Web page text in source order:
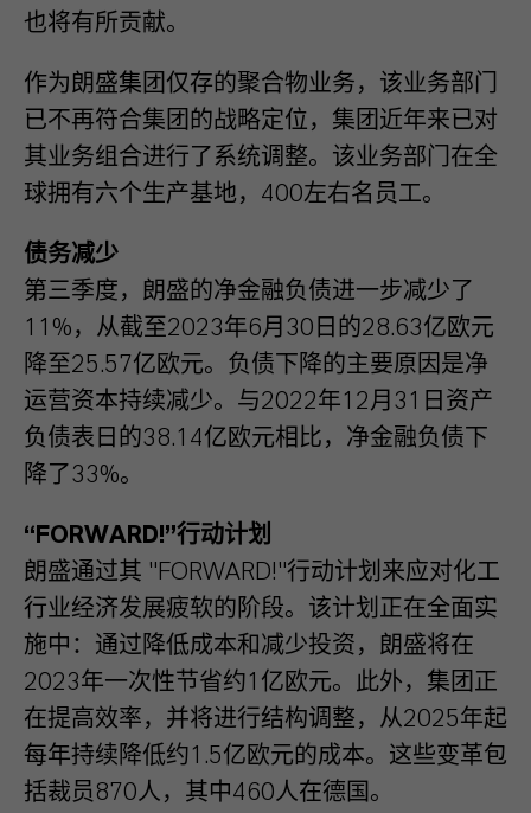
也将有所贡献。
作为朗盛集团仅存的聚合物业务，该业务部门
已不再符合集团的战略定位，集团近年来已对
其业务组合进行了系统调整。该业务部门在全
球拥有六个生产基地，400左右名员工。
债务减少
第三季度，朗盛的净金融负债进一步减少了
11%，从截至2023年6月30日的28.63亿欧元
降至25.57亿欧元。负债下降的主要原因是净
运营资本持续减少。与2022年12月31日资产
负债表日的38.14亿欧元相比，净金融负债下
降了33%。
“FORWARD!”行动计划
朗盛通过其 "FORWARD!"行动计划来应对化工
行业经济发展疲软的阶段。该计划正在全面实
施中：通过降低成本和减少投资，朗盛将在
2023年一次性节省约1亿欧元。此外，集团正
在提高效率，并将进行结构调整，从2025年起
每年持续降低约1.5亿欧元的成本。这些变革包
括裁员870人，其中460人在德国。